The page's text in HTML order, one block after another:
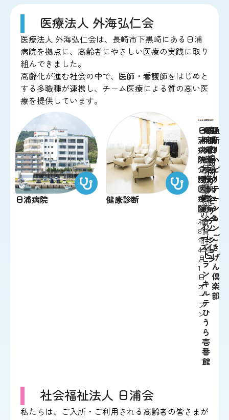
医療法人 外海弘仁会
医療法人 外海弘仁会は、長崎市下黒崎にある日浦
病院を拠点に、高齢者にやさしい医療の実践に取り
組んできました。
高齢化が進む社会の中で、医師・看護師をはじめと
する多職種が連携し、チーム医療による質の高い医
療を提供しています。
日浦病院 健康診断
日
浦
病
院
介
護
医
療
院
令
和
8
年
4
月
1
日
オ
ー
プ
ン
ヘ
ル
パ
ー
ス
テ
ー
シ
ョ
ン
イ
ー
ズ
サ
ー
ビ
ス
付
高
齢
者
向
け
賃
貸
住
宅
ト
ラ
ン
キ
ル
テ
ひ
う
ら
壱
番
館
居
宅
介
護
支
援
事
業
所
訪
問
看
護
ス
テ
ー
シ
ョ
ン
ソ
レ
イ
ユ
日
浦
病
院
訪
問
リ
ハ
ビ
リ
テ
ー
シ
ョ
ン
雪
浦
ひ
う
ら
ク
リ
ニ
ッ
ク
通
所
リ
ハ
ビ
リ
テ
ー
シ
ョ
ン
ご
き
げ
ん
倶
楽
部
社会福祉法人 日浦会
私たちは、ご入所・ご利用される高齢者の皆さまが